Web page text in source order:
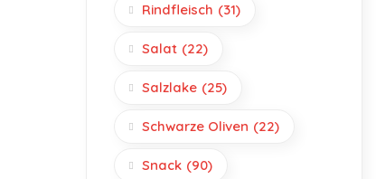
Rindfleisch (31)
Salat (22)
Salzlake (25)
Schwarze Oliven (22)
Snack (90)